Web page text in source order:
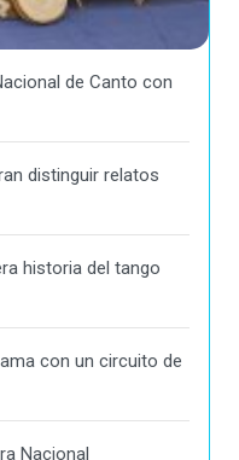
de Canto con
distinguir relatos
historia del tango
con un circuito de
Nacional